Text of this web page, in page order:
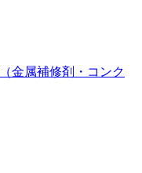
（金属補修剤・コンク